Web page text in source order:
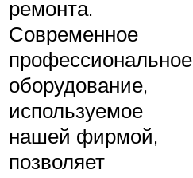
ремонта.
Современное
профессиональное
оборудование,
используемое
нашей фирмой,
позволяет